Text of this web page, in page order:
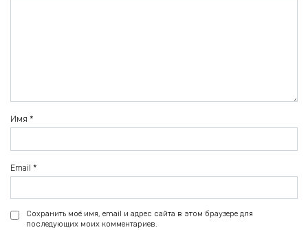
Имя *
Email *
Сохранить моё имя, email и адрес сайта в этом браузере для
последующих моих комментариев.